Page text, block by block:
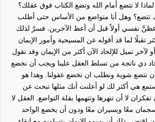
لا تتضع أمام الله وتضع الكتاب فوق عقلك؟
تتضع؟ وهل أنا متواضع من الأساس حتى أطلب
نفسي أولاً قبل أن أعظ الآخرين. فسرّ لذلك
تقبلًا لما قد أقوله عن المسيحية وأمور الإيمان
لآخر تميل للإلحاد الآن أكثر من الإيمان وقد نقول
دي ناتجة من تسلط العقل علينا ويجب أن نخضع
أن نتضع شوية ونطلب ان نخضع عقولنا. وهذا هو
هي أكثر لك لو أعلنت أنك مثلها تبحث عن
لا أن تنهرها وتتهمها بقلة التواضع. العقل لا
معًا ويسيران معًا ودون أن يخضع الواحد